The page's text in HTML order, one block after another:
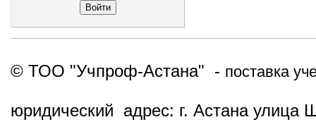
© ТОО "Учпроф-Астана" - поставка
юридический адрес: г. Астана